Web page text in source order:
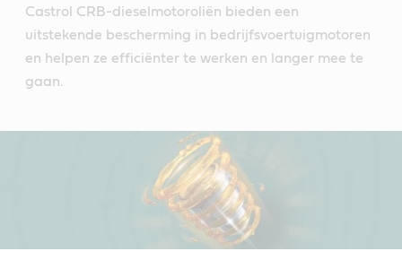
Castrol CRB-dieselmotoroliën bieden een
uitstekende bescherming in bedrijfsvoertuigmotoren
en helpen ze efficiënter te werken en langer mee te
gaan.